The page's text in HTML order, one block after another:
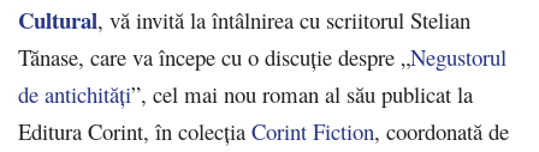
Cultural, vă invită la întâlnirea cu scriitorul Stelian
Tănase, care va începe cu o discuție despre „Negustorul
de antichități”, cel mai nou roman al său publicat la
Editura Corint, în colecția Corint Fiction, coordonată de